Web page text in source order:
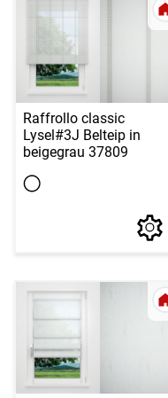
Raffrollo classic
Lysel#3J Belteip in
beigegrau 37809